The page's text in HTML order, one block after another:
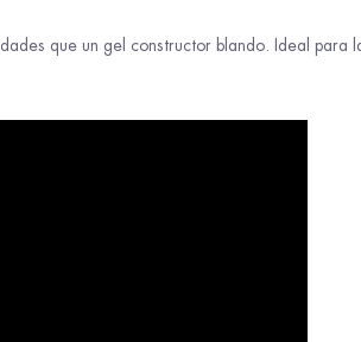
que un gel constructor blando. Ideal